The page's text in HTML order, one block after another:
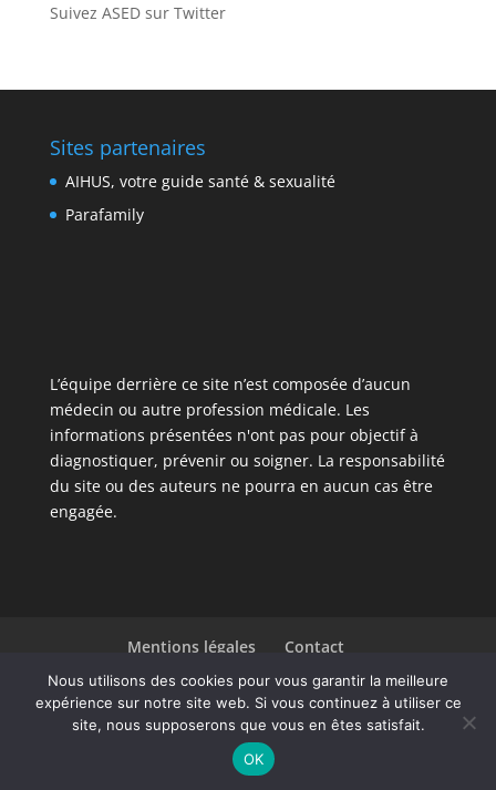
Suivez ASED sur Twitter
Sites partenaires
AIHUS, votre guide santé & sexualité
Parafamily
L’équipe derrière ce site n’est composée d’aucun
médecin ou autre profession médicale. Les
informations présentées n'ont pas pour objectif à
diagnostiquer, prévenir ou soigner. La responsabilité
du site ou des auteurs ne pourra en aucun cas être
engagée.
Mentions légales
Contact
Liste des articles
Design deElegant Themes| Propulsé par
WordPress
Nous utilisons des cookies pour vous garantir la meilleure
expérience sur notre site web. Si vous continuez à utiliser ce
site, nous supposerons que vous en êtes satisfait.
OK